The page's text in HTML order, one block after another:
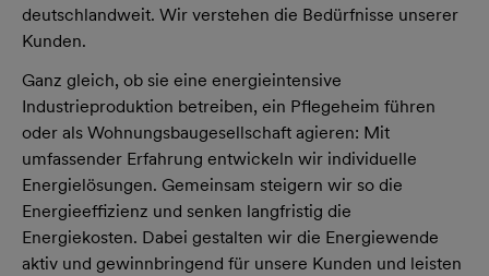
deutschlandweit. Wir verstehen die Bedürfnisse unserer
Kunden.
Ganz gleich, ob sie eine energieintensive
Industrieproduktion betreiben, ein Pflegeheim führen
oder als Wohnungsbaugesellschaft agieren: Mit
umfassender Erfahrung entwickeln wir individuelle
Energielösungen. Gemeinsam steigern wir so die
Energieeffizienz und senken langfristig die
Energiekosten. Dabei gestalten wir die Energiewende
aktiv und gewinnbringend für unsere Kunden und leisten